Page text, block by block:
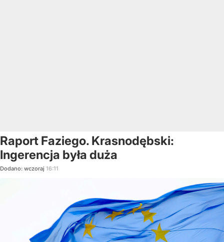
Raport Faziego. Krasnodębski:
Ingerencja była duża
Dodano: wczoraj 16:11